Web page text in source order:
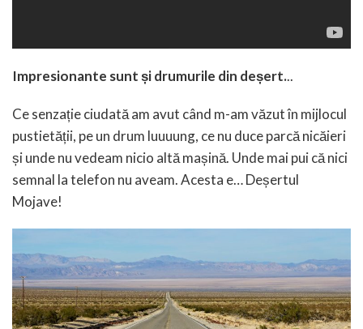
Impresionante sunt și drumurile din deșert...
Ce senzație ciudată am avut când m-am văzut în mijlocul
pustietății, pe un drum luuuung, ce nu duce parcă nicăieri
și unde nu vedeam nicio altă mașină. Unde mai pui că nici
semnal la telefon nu aveam. Acesta e… Deșertul
Mojave!